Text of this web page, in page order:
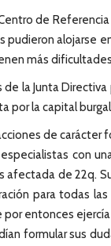
de
alojarse
más
la Junta
por la capital
de
con
afectada de 22q.
para todas
entonces
formular sus